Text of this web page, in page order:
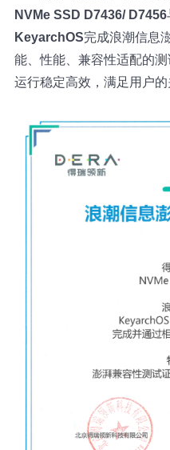
NVMe SSD D7436/ D7456
KeyarchOS完成浪潮信息
能、性能、兼容性适配的
运行稳定高效，满足用户的